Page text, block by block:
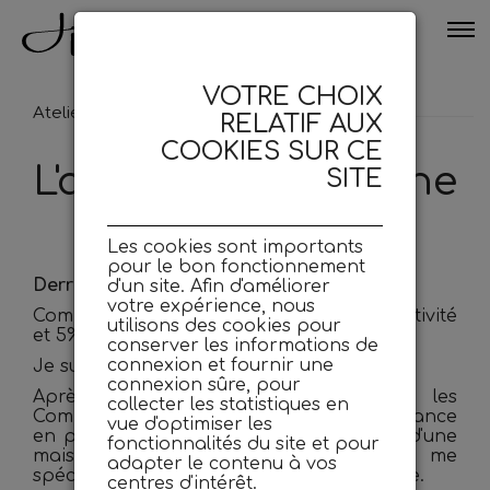
Atelier
L'atelier... et l'artisane
Derrière Jiro, il y a moi, Pauline.
Composée à 50% de stress, 45% de créativité
et 5% de cafés au lait (et un demi-sucre).
Je suis bottière depuis 2015.
Après deux ans de formation chez les
Compagnons du Devoir et du Tour de France
en parallèle d'un apprentissage au sein d'une
maison de botterie parisienne, je me
spécialise dans le patronage et le piquage.
VOTRE CHOIX
RELATIF AUX
COOKIES SUR CE
SITE
Les cookies sont importants
pour le bon fonctionnement
d'un site. Afin d'améliorer
votre expérience, nous
utilisons des cookies pour
conserver les informations de
connexion et fournir une
connexion sûre, pour
collecter les statistiques en
vue d'optimiser les
fonctionnalités du site et pour
adapter le contenu à vos
centres d'intérêt.